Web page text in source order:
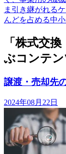
ま引き継がれる
んどを占める中
「株式交
ぶコンテン
譲渡・売却先
2024年08月22日